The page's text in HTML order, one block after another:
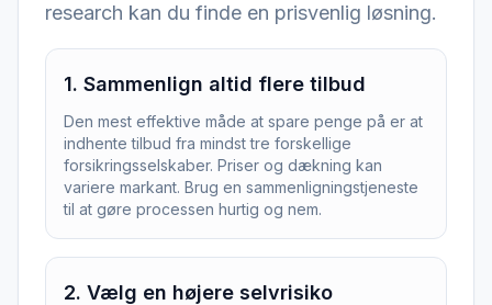
research kan du finde en prisvenlig løsning.
1. Sammenlign altid flere tilbud
Den mest effektive måde at spare penge på er at
indhente tilbud fra mindst tre forskellige
forsikringsselskaber. Priser og dækning kan
variere markant. Brug en sammenligningstjeneste
til at gøre processen hurtig og nem.
2. Vælg en højere selvrisiko